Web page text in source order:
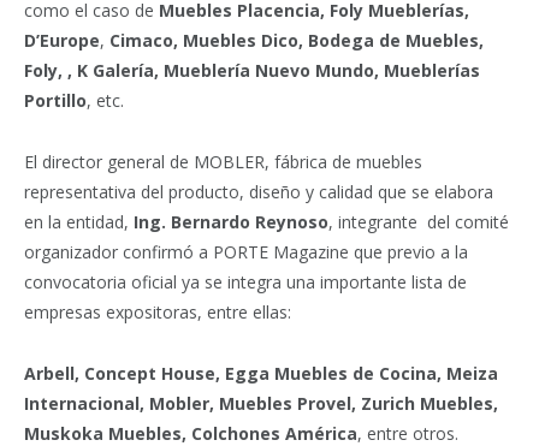
como el caso de Muebles Placencia, Foly Mueblerías,
D’Europe, Cimaco, Muebles Dico, Bodega de Muebles,
Foly, , K Galería, Mueblería Nuevo Mundo, Mueblerías
Portillo, etc.
El director general de MOBLER, fábrica de muebles
representativa del producto, diseño y calidad que se elabora
en la entidad, Ing. Bernardo Reynoso, integrante del comité
organizador confirmó a PORTE Magazine que previo a la
convocatoria oficial ya se integra una importante lista de
empresas expositoras, entre ellas:
Arbell, Concept House, Egga Muebles de Cocina, Meiza
Internacional, Mobler, Muebles Provel, Zurich Muebles,
Muskoka Muebles, Colchones América, entre otros.